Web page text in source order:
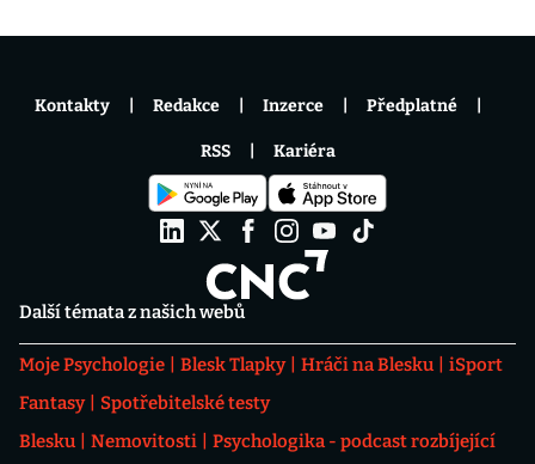
Další témata z našich webů
Moje Psychologie Blesk Tlapky Hráči na Blesku
iSport
Fantasy
Spotřebitelské testy
Blesku
Nemovitosti
Psychologika - podcast rozbíjející
Kontakty Redakce Inzerce Předplatné
RSS Kariéra